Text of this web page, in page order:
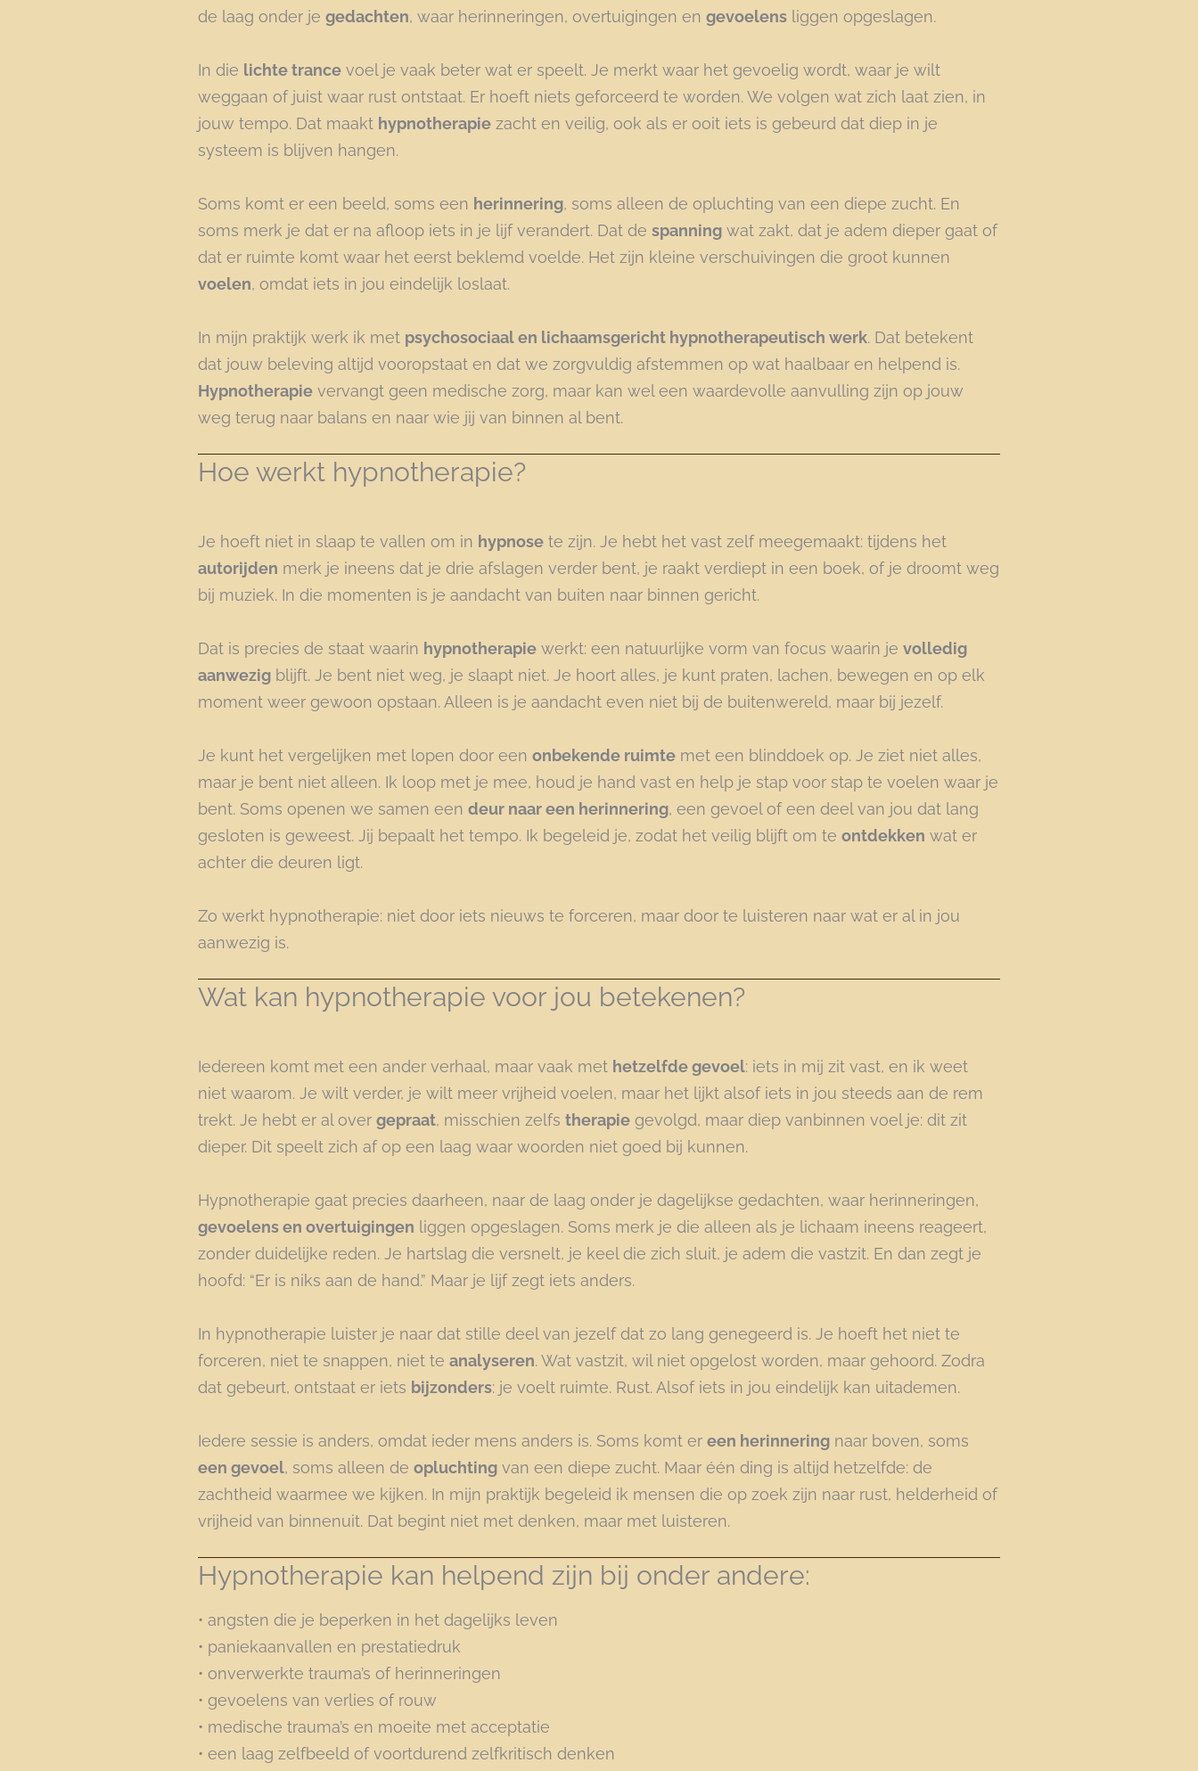
de laag onder je gedachten, waar herinneringen, overtuigingen en gevoelens liggen opgeslagen.
In die lichte trance voel je vaak beter wat er speelt. Je merkt waar het gevoelig wordt, waar je wilt
weggaan of juist waar rust ontstaat. Er hoeft niets geforceerd te worden. We volgen wat zich laat zien, in
jouw tempo. Dat maakt hypnotherapie zacht en veilig, ook als er ooit iets is gebeurd dat diep in je
systeem is blijven hangen.
Soms komt er een beeld, soms een herinnering, soms alleen de opluchting van een diepe zucht. En
soms merk je dat er na afloop iets in je lijf verandert. Dat de spanning wat zakt, dat je adem dieper gaat of
dat er ruimte komt waar het eerst beklemd voelde. Het zijn kleine verschuivingen die groot kunnen
voelen, omdat iets in jou eindelijk loslaat.
In mijn praktijk werk ik met psychosociaal en lichaamsgericht hypnotherapeutisch werk. Dat betekent
dat jouw beleving altijd vooropstaat en dat we zorgvuldig afstemmen op wat haalbaar en helpend is.
Hypnotherapie vervangt geen medische zorg, maar kan wel een waardevolle aanvulling zijn op jouw
weg terug naar balans en naar wie jij van binnen al bent.
Hoe werkt hypnotherapie?
Je hoeft niet in slaap te vallen om in hypnose te zijn. Je hebt het vast zelf meegemaakt: tijdens het
autorijden merk je ineens dat je drie afslagen verder bent, je raakt verdiept in een boek, of je droomt weg
bij muziek. In die momenten is je aandacht van buiten naar binnen gericht.
Dat is precies de staat waarin hypnotherapie werkt: een natuurlijke vorm van focus waarin je volledig
aanwezig blijft. Je bent niet weg, je slaapt niet. Je hoort alles, je kunt praten, lachen, bewegen en op elk
moment weer gewoon opstaan. Alleen is je aandacht even niet bij de buitenwereld, maar bij jezelf.
Je kunt het vergelijken met lopen door een onbekende ruimte met een blinddoek op. Je ziet niet alles,
maar je bent niet alleen. Ik loop met je mee, houd je hand vast en help je stap voor stap te voelen waar je
bent. Soms openen we samen een deur naar een herinnering, een gevoel of een deel van jou dat lang
gesloten is geweest. Jij bepaalt het tempo. Ik begeleid je, zodat het veilig blijft om te ontdekken wat er
achter die deuren ligt.
Zo werkt hypnotherapie: niet door iets nieuws te forceren, maar door te luisteren naar wat er al in jou
aanwezig is.
Wat kan hypnotherapie voor jou betekenen?
Iedereen komt met een ander verhaal, maar vaak met hetzelfde gevoel: iets in mij zit vast, en ik weet
niet waarom. Je wilt verder, je wilt meer vrijheid voelen, maar het lijkt alsof iets in jou steeds aan de rem
trekt. Je hebt er al over gepraat, misschien zelfs therapie gevolgd, maar diep vanbinnen voel je: dit zit
dieper. Dit speelt zich af op een laag waar woorden niet goed bij kunnen.
Hypnotherapie gaat precies daarheen, naar de laag onder je dagelijkse gedachten, waar herinneringen,
gevoelens en overtuigingen liggen opgeslagen. Soms merk je die alleen als je lichaam ineens reageert,
zonder duidelijke reden. Je hartslag die versnelt, je keel die zich sluit, je adem die vastzit. En dan zegt je
hoofd: “Er is niks aan de hand.” Maar je lijf zegt iets anders.
In hypnotherapie luister je naar dat stille deel van jezelf dat zo lang genegeerd is. Je hoeft het niet te
forceren, niet te snappen, niet te analyseren. Wat vastzit, wil niet opgelost worden, maar gehoord. Zodra
dat gebeurt, ontstaat er iets bijzonders: je voelt ruimte. Rust. Alsof iets in jou eindelijk kan uitademen.
Iedere sessie is anders, omdat ieder mens anders is. Soms komt er een herinnering naar boven, soms
een gevoel, soms alleen de opluchting van een diepe zucht. Maar één ding is altijd hetzelfde: de
zachtheid waarmee we kijken. In mijn praktijk begeleid ik mensen die op zoek zijn naar rust, helderheid of
vrijheid van binnenuit. Dat begint niet met denken, maar met luisteren.
Hypnotherapie kan helpend zijn bij onder andere:
• angsten die je beperken in het dagelijks leven
• paniekaanvallen en prestatiedruk
• onverwerkte trauma’s of herinneringen
• gevoelens van verlies of rouw
• medische trauma’s en moeite met acceptatie
• een laag zelfbeeld of voortdurend zelfkritisch denken